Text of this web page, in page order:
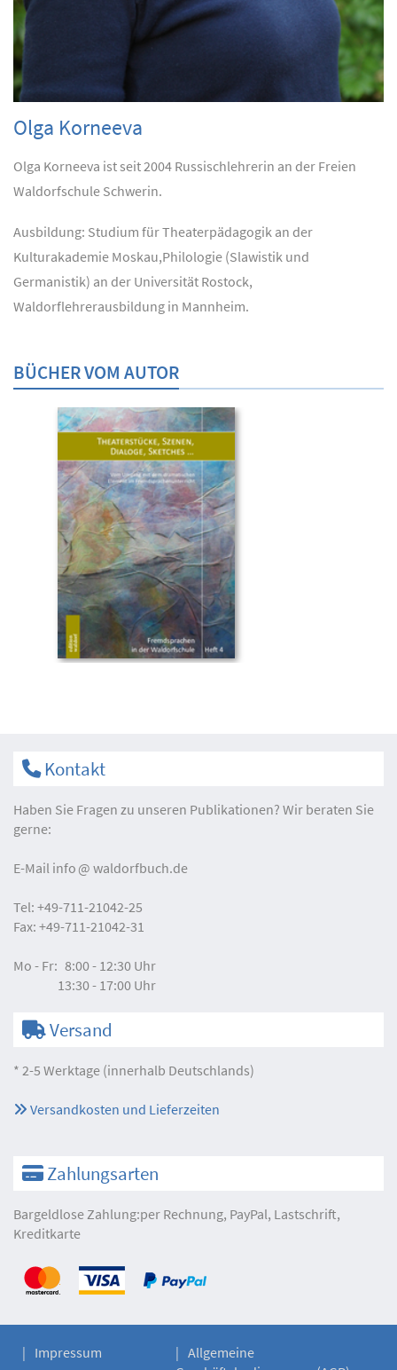
Olga Korneeva
Olga Korneeva ist seit 2004 Russischlehrerin an der Freien
Waldorfschule Schwerin.
Ausbildung: Studium für Theaterpädagogik an der
Kulturakademie Moskau,Philologie (Slawistik und
Germanistik) an der Universität Rostock,
Waldorflehrerausbildung in Mannheim.
BÜCHER VOM AUTOR
Kontakt
Haben Sie Fragen zu unseren Publikationen? Wir beraten Sie
gerne:
E-Mail info waldorfbuch.de
Tel: +49-711-21042-25
Fax: +49-711-21042-31
Mo - Fr: 8:00 - 12:30 Uhr
13:30 - 17:00 Uhr
Versand
* 2-5 Werktage (innerhalb Deutschlands)
Versandkosten und Lieferzeiten
Zahlungsarten
Bargeldlose Zahlung:per Rechnung, PayPal, Lastschrift,
Kreditkarte
Impressum
Allgemeine